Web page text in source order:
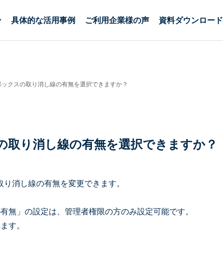
具体的な活用事例 ご利用企業様の声 資料ダウンロード
クスの取り消し線の有無を選択できますか？
取り消し線の有無を選択できますか？
消し線の有無を変更できます。
無」の設定は、管理者権限の方のみ設定可能です。
す。